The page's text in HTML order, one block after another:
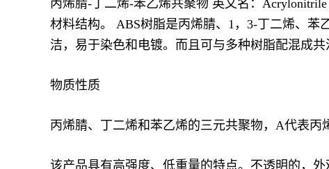
丙烯腈-丁二烯-苯乙烯共聚物 英文名：
材料结构。 ABS树脂是丙烯腈、1，3-丁二烯、
洁，易于染色和电镀。而且可与多种树脂配混成
物质性质
丙烯腈、丁二烯和苯乙烯的三元共聚物，A代表丙
该产品具有高强度、低重量的特点。不透明的，